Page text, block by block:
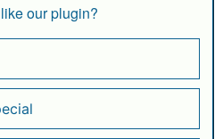
our plugin?